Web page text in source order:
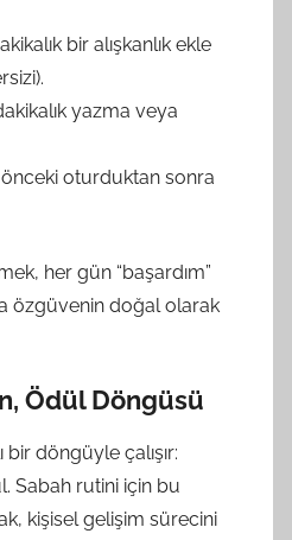
bir alışkanlık ekle
yazma veya
önceki oturduktan sonra
her gün “başardım”
özgüvenin doğal olarak
Ödül Döngüsü
bir döngüyle çalışır:
Sabah rutini için bu
kişisel gelişim sürecini